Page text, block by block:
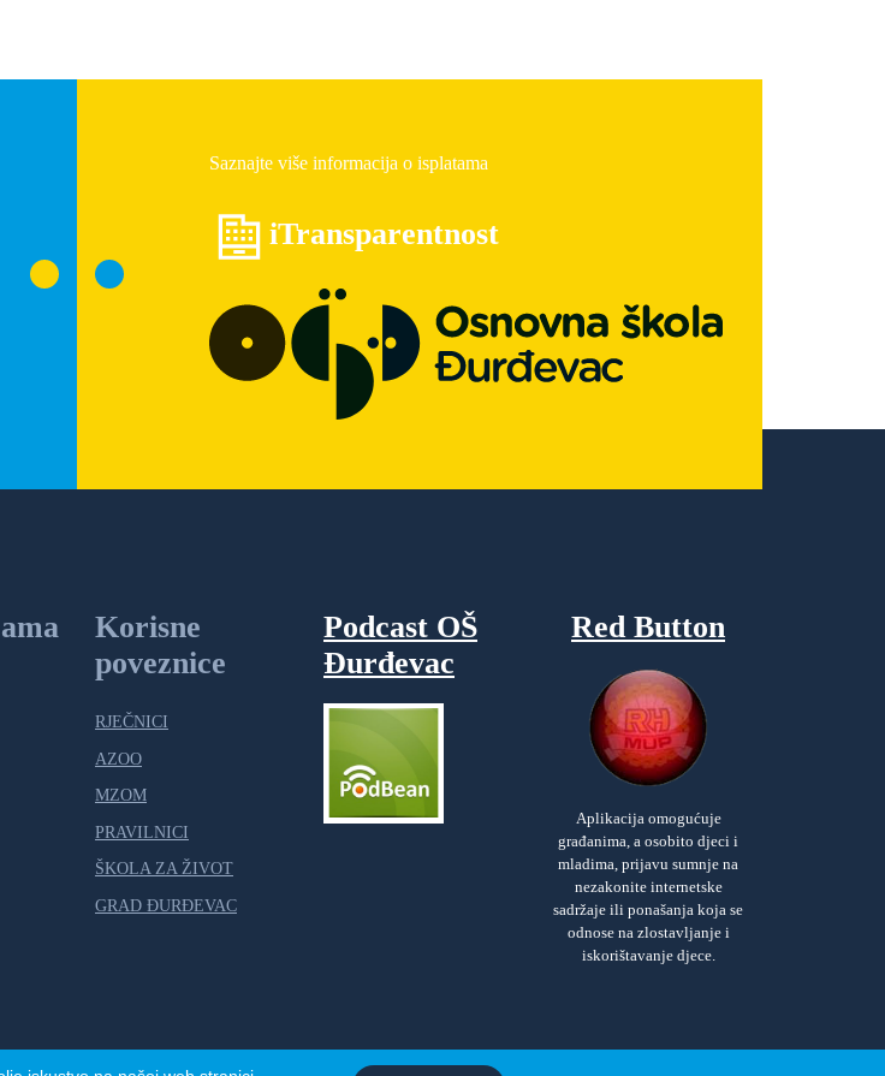
Saznajte više informacija o isplatama
iTransparentnost
Korisne
poveznice
RJEČNICI
AZOO
MZOM
PRAVILNICI
ŠKOLA ZA ŽIVOT
GRAD ĐURĐEVAC
Podcast OŠ
Đurđevac
Red Button
Aplikacija omogućuje
građanima, a osobito djeci i
mladima, prijavu sumnje na
nezakonite internetske
sadržaje ili ponašanja koja se
odnose na zlostavljanje i
iskorištavanje djece.